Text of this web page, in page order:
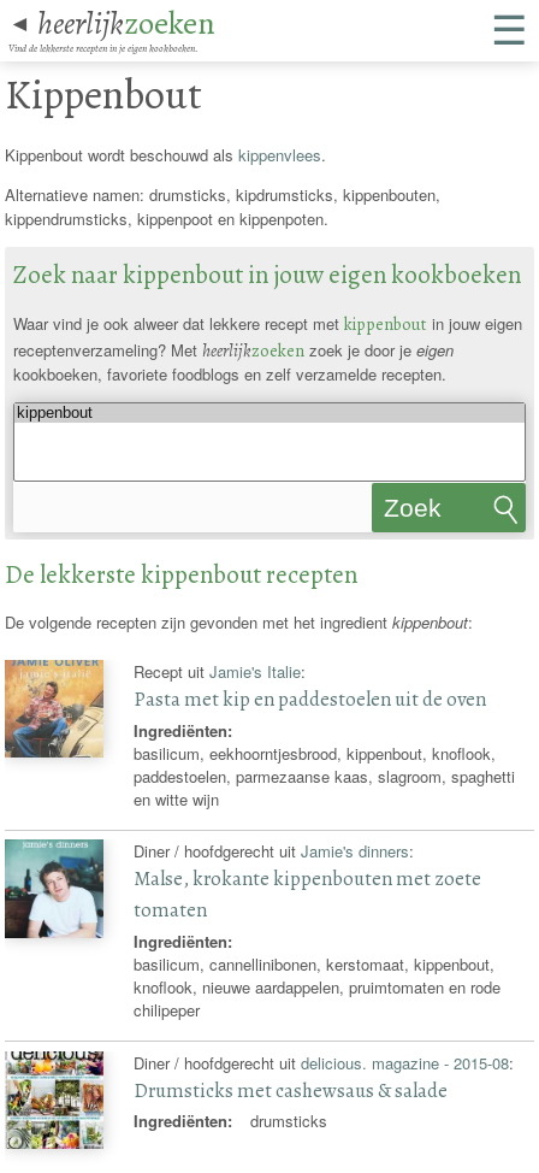
◄ heerlijkzoeken
Vind de lekkerste recepten in je eigen kookboeken. ☰
Kippenbout
Kippenbout wordt beschouwd alskippenvlees.
Alternatieve namen: drumsticks, kipdrumsticks, kippenbouten,
kippendrumsticks, kippenpoot en kippenpoten.
Zoek naar kippenbout in jouw eigen kookboeken
Waar vind je ook alweer dat lekkere recept met kippenbout in jouw eigen
receptenverzameling? Met heerlijkzoeken zoek je door je eigen
kookboeken, favoriete foodblogs en zelf verzamelde recepten.
Zoek
De lekkerste kippenbout recepten
De volgende recepten zijn gevonden met het ingredientkippenbout:
Recept uitJamie's Italie:
Pasta met kip en paddestoelen uit de oven
Ingrediënten:
basilicum, eekhoorntjesbrood, kippenbout, knoflook,
paddestoelen, parmezaanse kaas, slagroom, spaghetti
en witte wijn
Diner / hoofdgerecht uitJamie's dinners:
Malse, krokante kippenbouten met zoete
tomaten
Ingrediënten:
basilicum, cannellinibonen, kerstomaat, kippenbout,
knoflook, nieuwe aardappelen, pruimtomaten en rode
chilipeper
Diner / hoofdgerecht uitdelicious. magazine - 2015-08:
Drumsticks met cashewsaus & salade
Ingrediënten: drumsticks